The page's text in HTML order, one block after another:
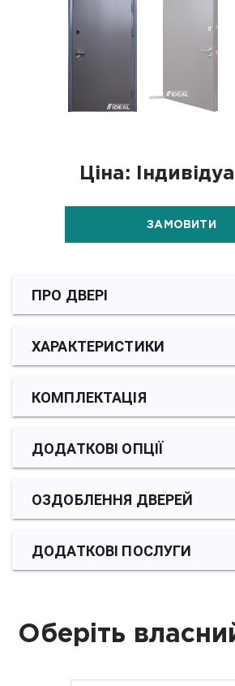
Ціна:
ЗАМОВИТИ
ПРО ДВЕРІ
ХАРАКТЕРИСТИКИ
КОМПЛЕКТАЦІЯ
ДОДАТКОВІ ОПЦІЇ
ОЗДОБЛЕННЯ ДВЕРЕЙ
ДОДАТКОВІ ПОСЛУГИ
Оберіть